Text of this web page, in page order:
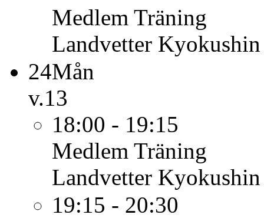
Medlem Träning
Landvetter
24Mån
v.13
18:00 - 19:15
Medlem Träning
Landvetter
19:15 - 20:30